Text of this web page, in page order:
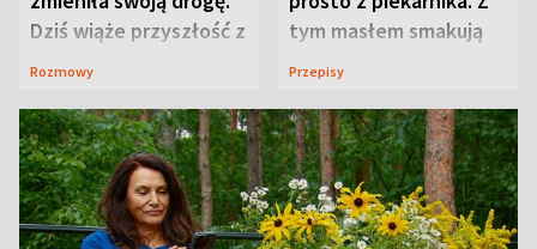
Dziś wiąże przyszłość z
neurobiologią
Rozmowy
tym masłem smakują
jeszcze lepiej
Przepisy